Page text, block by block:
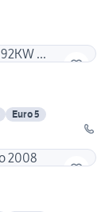
Euro 5